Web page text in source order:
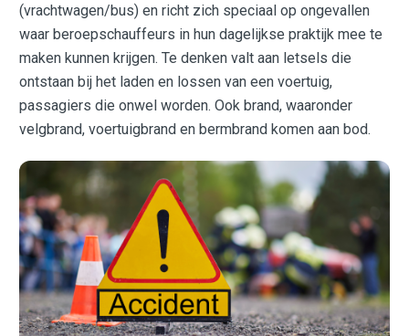
(vrachtwagen/bus) en richt zich speciaal op ongevallen
waar beroepschauffeurs in hun dagelijkse praktijk mee te
maken kunnen krijgen. Te denken valt aan letsels die
ontstaan bij het laden en lossen van een voertuig,
passagiers die onwel worden. Ook brand, waaronder
velgbrand, voertuigbrand en bermbrand komen aan bod.